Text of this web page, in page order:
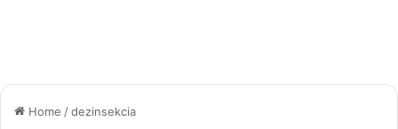
Home /dezinsekcia